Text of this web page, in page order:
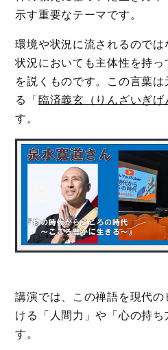
示す重要なテーマです。
環境や状況に流されるので
状況においても主体性を持
を説くものです。この言葉
る「 臨済義玄（りんざいぎげ
す。
講演では、この禅語を現代
ける「人間力」や「心の持ち
す。